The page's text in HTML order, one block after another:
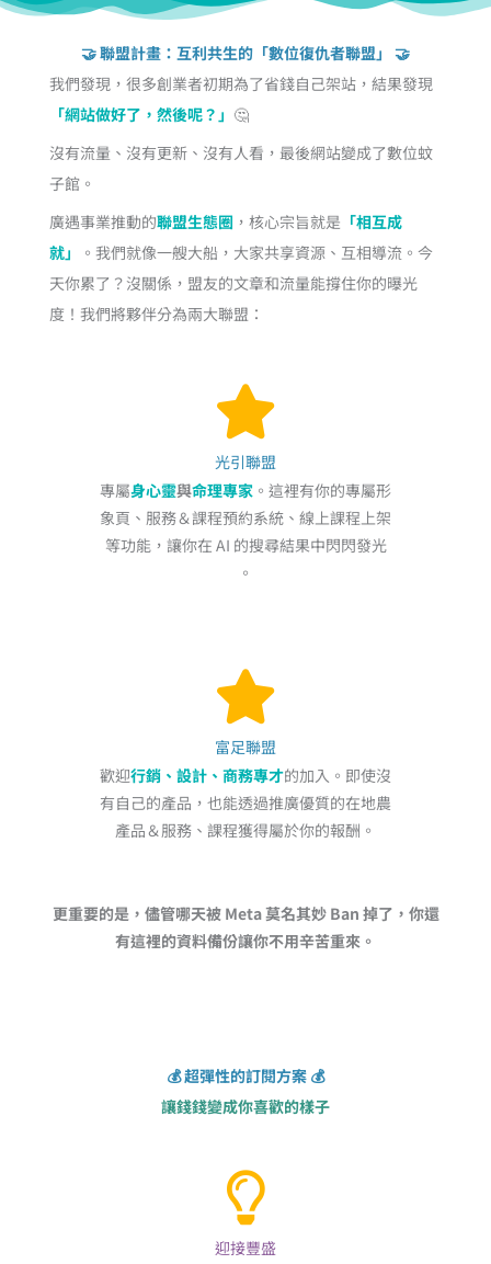
🤝 聯盟計畫：互利共生的「數位復仇者聯盟」 🤝
我們發現，很多創業者初期為了省錢自己架站，結果發現
「網站做好了，然後呢？」 🤔
沒有流量、沒有更新、沒有人看，最後網站變成了數位蚊
子館。
廣遇事業推動的聯盟生態圈 ，核心宗旨就是 「相互成
就」
。我們就像一艘大船，大家共享資源、互相導流。今
天你累了？沒關係，盟友的文章和流量能撐住你的曝光
度！我們將夥伴分為兩大聯盟：
光引聯盟
專屬身心靈與命理專家 。這裡有你的專屬形
象頁、服務＆課程預約系統、線上課程上架
等功能，讓你在 AI 的搜尋結果中閃閃發光
。
富足聯盟
歡迎行銷、設計、商務專才的加入。即使沒
有自己的產品，也能透過推廣優質的在地農
產品＆服務、課程獲得屬於你的報酬。
更重要的是，儘管哪天被 Meta 莫名其妙 Ban 掉了，你還
有這裡的資料備份讓你不用辛苦重來。
💰️ 超彈性的訂閱方案 💰️
讓錢錢變成你喜歡的樣子
迎接豐盛